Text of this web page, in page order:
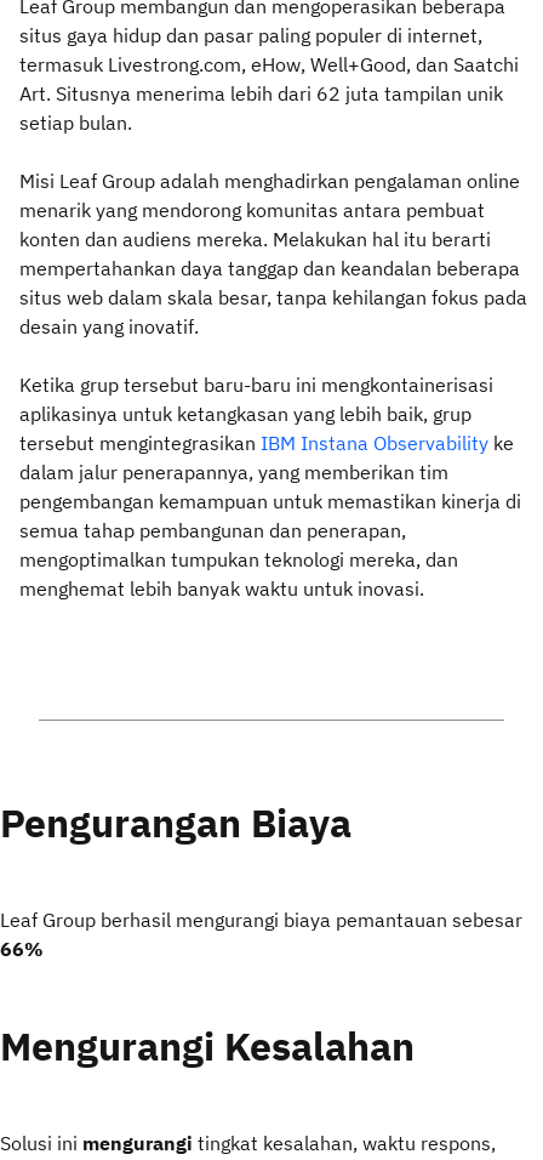
Leaf Group membangun dan mengoperasikan beberapa
situs gaya hidup dan pasar paling populer di internet,
termasuk Livestrong.com, eHow, Well+Good, dan Saatchi
Art. Situsnya menerima lebih dari 62 juta tampilan unik
setiap bulan.
Misi Leaf Group adalah menghadirkan pengalaman online
menarik yang mendorong komunitas antara pembuat
konten dan audiens mereka. Melakukan hal itu berarti
mempertahankan daya tanggap dan keandalan beberapa
situs web dalam skala besar, tanpa kehilangan fokus pada
desain yang inovatif.
Ketika grup tersebut baru-baru ini mengkontainerisasi
aplikasinya untuk ketangkasan yang lebih baik, grup
tersebut mengintegrasikan IBM Instana Observability ke
dalam jalur penerapannya, yang memberikan tim
pengembangan kemampuan untuk memastikan kinerja di
semua tahap pembangunan dan penerapan,
mengoptimalkan tumpukan teknologi mereka, dan
menghemat lebih banyak waktu untuk inovasi.
Pengurangan Biaya
Leaf Group berhasil mengurangi biaya pemantauan sebesar
66%
Mengurangi Kesalahan
Solusi ini mengurangi tingkat kesalahan, waktu respons,